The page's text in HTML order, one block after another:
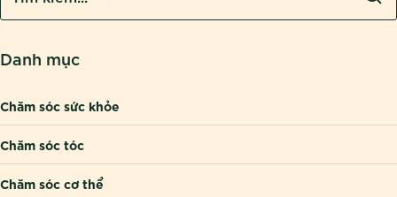
Danh mục
Chăm sóc sức khỏe
Chăm sóc tóc
Chăm sóc cơ thể